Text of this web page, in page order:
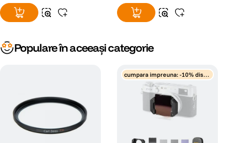
Populare în aceeași categorie
cumpara impreuna: -10% disco